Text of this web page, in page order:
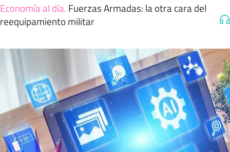
Economía al día. Fuerzas Armadas: la otra cara del
reequipamiento militar